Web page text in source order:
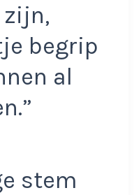
zijn,
begrip
al
stem